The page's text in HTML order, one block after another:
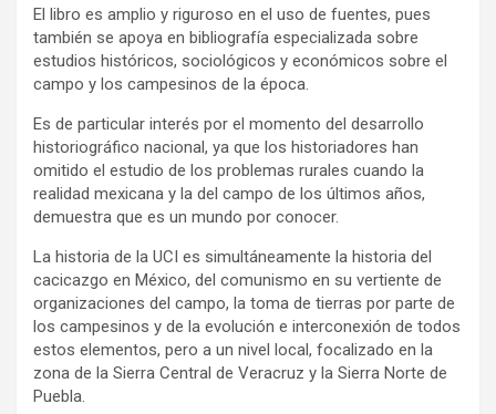
El libro es amplio y riguroso en el uso de fuentes, pues
también se apoya en bibliografía especializada sobre
estudios históricos, sociológicos y económicos sobre el
campo y los campesinos de la época.
Es de particular interés por el momento del desarrollo
historiográfico nacional, ya que los historiadores han
omitido el estudio de los problemas rurales cuando la
realidad mexicana y la del campo de los últimos años,
demuestra que es un mundo por conocer.
La historia de la UCI es simultáneamente la historia del
cacicazgo en México, del comunismo en su vertiente de
organizaciones del campo, la toma de tierras por parte de
los campesinos y de la evolución e interconexión de todos
estos elementos, pero a un nivel local, focalizado en la
zona de la Sierra Central de Veracruz y la Sierra Norte de
Puebla.